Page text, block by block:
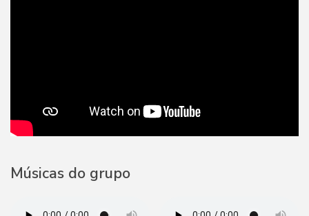
Músicas do grupo